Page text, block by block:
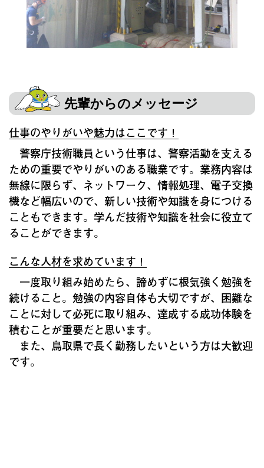
先輩からのメッセージ
仕事のやりがいや魅力はここです！
警察庁技術職員という仕事は、警察活動を支える
ための重要でやりがいのある職業です。業務内容は
無線に限らず、ネットワーク、情報処理、電子交換
機など幅広いので、新しい技術や知識を身につける
こともできます。学んだ技術や知識を社会に役立て
ることができます。
こんな人材を求めています！
一度取り組み始めたら、諦めずに根気強く勉強を
続けること。勉強の内容自体も大切ですが、困難な
ことに対して必死に取り組み、達成する成功体験を
積むことが重要だと思います。
また、鳥取県で長く勤務したいという方は大歓迎
です。